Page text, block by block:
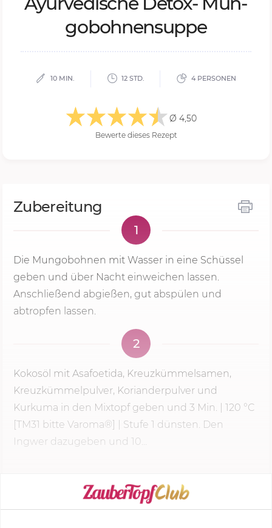
go­boh­nen­sup­pe
10 MIN. 12 STD. 4 PERSONEN
Ø 4,50
Bewerte dieses Rezept
Zubereitung
1
Die Mungobohnen mit Wasser in eine Schüssel
geben und über Nacht einweichen lassen.
Anschließend abgießen, gut abspülen und
abtropfen lassen.
2
Kokosöl mit Asafoetida, Kreuzkümmelsamen,
Kreuzkümmelpulver, Korianderpulver und
Kurkuma in den Mixtopf geben und 3 Min.
120 °C
[TM31 bitte Varoma®] | Stufe 1 dünsten. Den
Ingwer dazugeben und 10...
KOCHMODUS STARTEN